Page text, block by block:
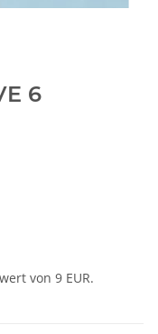
6
von 9 EUR.